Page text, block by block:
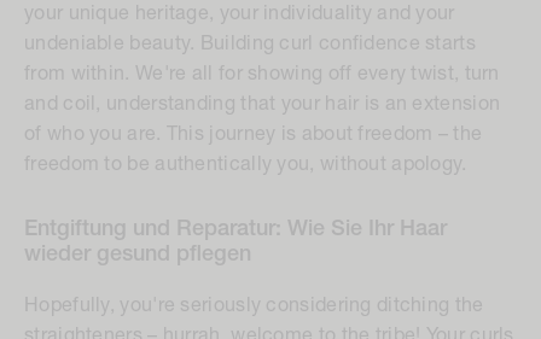
your unique heritage, your individuality and your
undeniable beauty. Building curl confidence starts
from within. We're all for showing off every twist, turn
and coil, understanding that your hair is an extension
of who you are. This journey is about freedom – the
freedom to be authentically you, without apology.
Entgiftung und Reparatur: Wie Sie Ihr Haar
wieder gesund pflegen
Hopefully, you're seriously considering ditching the